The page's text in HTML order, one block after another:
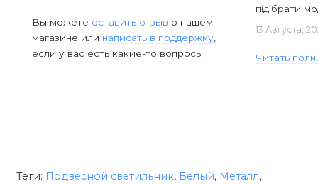
Вы можете оставить отзыв о нашем
магазине или написать в поддержку,
если у вас есть какие-то вопросы.
підібрати
13 Августа,
Читать
Теги: Подвесной светильник, Белый, Металл,